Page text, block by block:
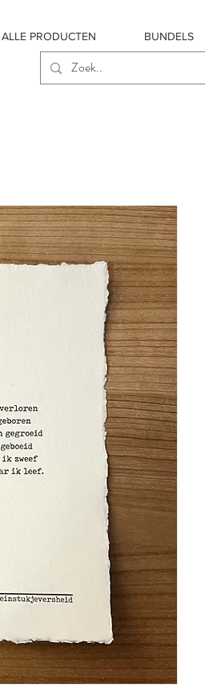
ALLE PRODUCTEN BUNDELS